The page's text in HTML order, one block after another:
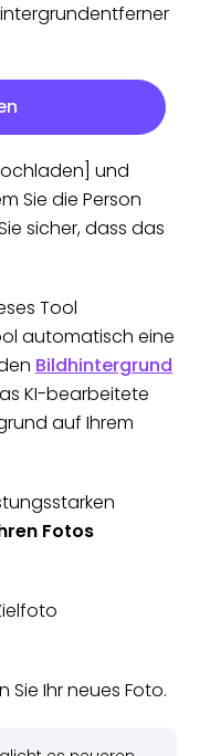
und
Sie die Person
sicher, dass das
Tool
automatisch eine
Bildhintergrund
KI-bearbeitete
auf Ihrem
Fotos
Sie Ihr neues Foto.